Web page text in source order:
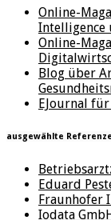
Online-
Intelligence
Online-
Blog über
EJournal
ausgewählte
Eduard
Fraunhofer
Iodata